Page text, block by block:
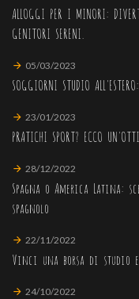
ALLOGGI PER I MINORI:
GENITORI SERENI.
05/03/2023
SOGGIORNI STUDIO
23/01/2023
PRATICHI SPORT? ECCO
28/12/2022
Spagna o America Latina:
spagnolo
22/11/2022
Vinci una borsa di studio
24/10/2022